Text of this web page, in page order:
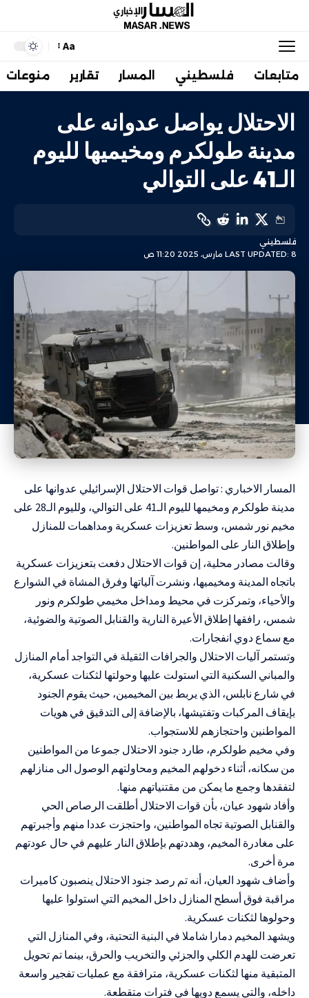
Aa
متابعات فلسطيني المسار تقارير منوعات
الاحتلال يواصل عدوانه على
مدينة طولكرم ومخيميها لليوم
الـ41 على التوالي
LAST UPDATED: 8 مارس، 2025 11:20 ص
فلسطيني
المسار الاخباري : تواصل قوات الاحتلال الإسرائيلي عدوانها على
مدينة طولكرم ومخيمها لليوم الـ41 على التوالي، ولليوم الـ28 على
مخيم نور شمس، وسط تعزيزات عسكرية ومداهمات للمنازل
وإطلاق النار على المواطنين.
وقالت مصادر محلية، إن قوات الاحتلال دفعت بتعزيزات عسكرية
باتجاه المدينة ومخيميها، ونشرت آلياتها وفرق المشاة في الشوارع
والأحياء، وتمركزت في محيط ومداخل مخيمي طولكرم ونور
شمس، رافقها إطلاق الأعيرة النارية والقنابل الصوتية والضوئية،
مع سماع دوي انفجارات.
وتستمر آليات الاحتلال والجرافات الثقيلة في التواجد أمام المنازل
والمباني السكنية التي استولت عليها وحولتها لثكنات عسكرية،
في شارع نابلس، الذي يربط بين المخيمين، حيث يقوم الجنود
بإيقاف المركبات وتفتيشها، بالإضافة إلى التدقيق في هويات
المواطنين واحتجازهم للاستجواب.
وفي مخيم طولكرم، طارد جنود الاحتلال جموعا من المواطنين
من سكانه، أثناء دخولهم المخيم ومحاولتهم الوصول الى منازلهم
لتفقدها وجمع ما يمكن من مقتنياتهم منها.
وأفاد شهود عيان، بأن قوات الاحتلال أطلقت الرصاص الحي
والقنابل الصوتية تجاه المواطنين، واحتجزت عددا منهم وأجبرتهم
على مغادرة المخيم، وهددتهم بإطلاق النار عليهم في حال عودتهم
مرة أخرى.
وأضاف شهود العيان، أنه تم رصد جنود الاحتلال ينصبون كاميرات
مراقبة فوق أسطح المنازل داخل المخيم التي استولوا عليها
وحولوها لثكنات عسكرية.
ويشهد المخيم دمارا شاملا في البنية التحتية، وفي المنازل التي
تعرضت للهدم الكلي والجزئي والتخريب والحرق، بينما تم تحويل
المتبقية منها لثكنات عسكرية، مترافقة مع عمليات تفجير واسعة
داخله، والتي يسمع دويها في فترات متقطعة.